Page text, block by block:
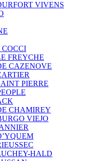
VIVENS
FREYCHE
CAZENOVE
PIERRE
CHAMIREY
VIEJO
HALD